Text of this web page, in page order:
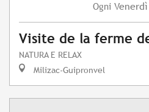
Ogni Venerdì
Visite de la ferme
NATURA E RELAX
Milizac-Guipronvel